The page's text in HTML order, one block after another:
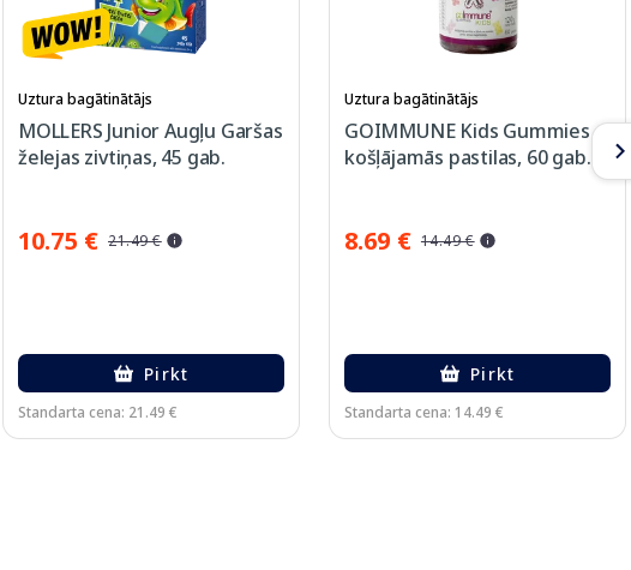
Uztura bagātinātājs
MOLLERS Junior Augļu Garšas
želejas zivtiņas, 45 gab.
10.75 € 21.49 €
Pirkt
Standarta cena: 21.49 €
Uztura bagātinātājs
GOIMMUNE Kids Gummies
košļājamās pastilas, 60 gab.
8.69 € 14.49 €
Pirkt
Standarta cena: 14.49 €